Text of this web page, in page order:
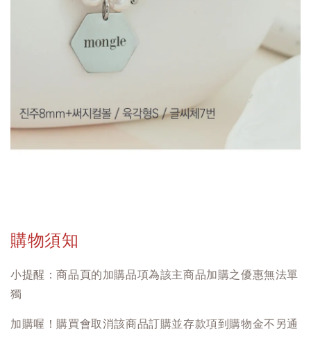
購物須知
小提醒：商品頁的加購品項為該主商品加購之優惠無法單
獨
加購喔！購買會取消該商品訂購並存款項到購物金不另通